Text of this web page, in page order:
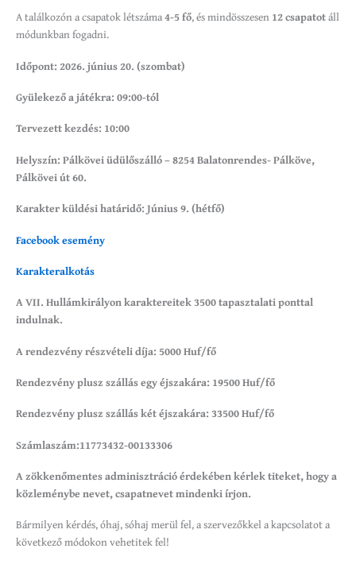
A találkozón a csapatok létszáma4-5 fő, és mindösszesen 12 csapatotáll
módunkban fogadni.
Időpont: 2026. június 20. (szombat)
Gyülekező a játékra: 09:00-tól
Tervezett kezdés: 10:00
Helyszín: Pálkövei üdülőszálló – 8254 Balatonrendes- Pálköve,
Pálkövei út 60.
Karakter küldési határidő: Június 9. (hétfő)
Facebook esemény
Karakteralkotás
A VII. Hullámkirályon karaktereitek 3500 tapasztalati ponttal
indulnak.
A rendezvény részvételi díja: 5000 Huf/fő
Rendezvény plusz szállás egy éjszakára: 19500 Huf/fő
Rendezvény plusz szállás két éjszakára: 33500 Huf/fő
Számlaszám:11773432-00133306
A zökkenőmentes adminisztráció érdekében kérlek titeket, hogy a
közleménybe nevet, csapatnevet mindenki írjon.
Bármilyen kérdés, óhaj, sóhaj merül fel, a szervezőkkel a kapcsolatot a
következő módokon vehetitek fel!